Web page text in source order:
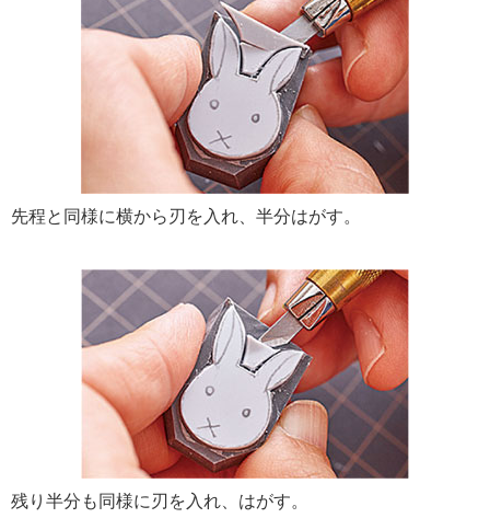
先程と同様に横から刃を入れ、半分はがす。
残り半分も同様に刃を入れ、はがす。